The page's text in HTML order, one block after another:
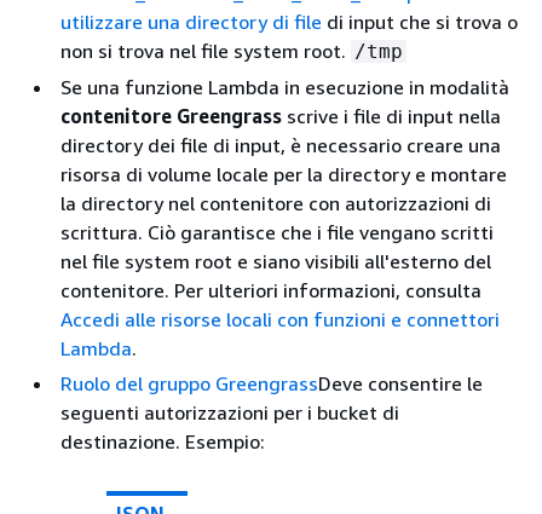
utilizzare una directory di file di input che si trova o
non si trova nel file system root. /tmp
Se una funzione Lambda in esecuzione in modalità
contenitore Greengrass scrive i file di input nella
directory dei file di input, è necessario creare una
risorsa di volume locale per la directory e montare
la directory nel contenitore con autorizzazioni di
scrittura. Ciò garantisce che i file vengano scritti
nel file system root e siano visibili all'esterno del
contenitore. Per ulteriori informazioni, consulta
Accedi alle risorse locali con funzioni e connettori
Lambda.
Ruolo del gruppo GreengrassDeve consentire le
seguenti autorizzazioni per i bucket di
destinazione. Esempio: